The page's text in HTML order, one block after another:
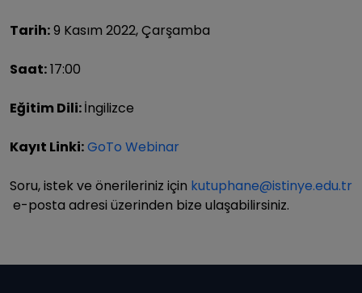
Tarih:9 Kasım 2022, Çarşamba
Saat:17:00
Eğitim Dili:İngilizce
Kayıt Linki:GoTo Webinar
Soru, istek ve önerileriniz için kutuphane@istinye.edu.tr
e-posta adresi üzerinden bize ulaşabilirsiniz.